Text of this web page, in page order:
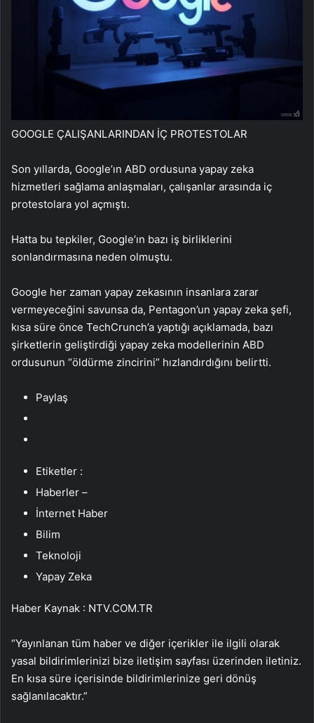
GOOGLE ÇALIŞANLARINDAN İÇ PROTESTOLAR
Son yıllarda, Google’ın ABD ordusuna yapay zeka
hizmetleri sağlama anlaşmaları, çalışanlar arasında iç
protestolara yol açmıştı.
Hatta bu tepkiler, Google’ın bazı iş birliklerini
sonlandırmasına neden olmuştu.
Google her zaman yapay zekasının insanlara zarar
vermeyeceğini savunsa da, Pentagon’un yapay zeka şefi,
kısa süre önce TechCrunch’a yaptığı açıklamada, bazı
şirketlerin geliştirdiği yapay zeka modellerinin ABD
ordusunun “öldürme zincirini” hızlandırdığını belirtti.
Paylaş
Etiketler :
Haberler –
İnternet Haber
Bilim
Teknoloji
Yapay Zeka
Haber Kaynak : NTV.COM.TR
“Yayınlanan tüm haber ve diğer içerikler ile ilgili olarak
yasal bildirimlerinizi bize iletişim sayfası üzerinden iletiniz.
En kısa süre içerisinde bildirimlerinize geri dönüş
sağlanılacaktır.”